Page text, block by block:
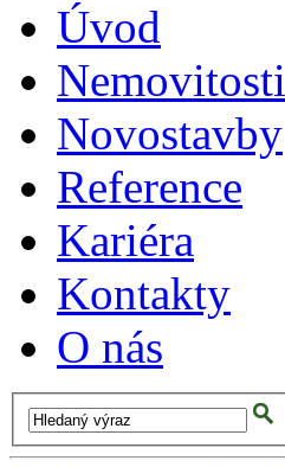
Úvod
Nemovitosti
Novostavby
Reference
Kariéra
Kontakty
O nás